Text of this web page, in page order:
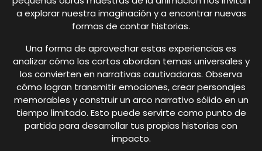
a explorar nuestra imaginación y a encontrar nuevas
formas de contar historias.
Una forma de aprovechar estas experiencias es
analizar cómo los cortos abordan temas universales y
los convierten en narrativas cautivadoras. Observa
cómo logran transmitir emociones, crear personajes
memorables y construir un arco narrativo sólido en un
tiempo limitado. Esto puede servirte como punto de
partida para desarrollar tus propias historias con
impacto.